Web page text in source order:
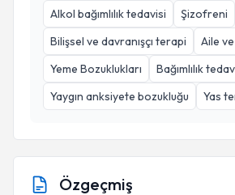
Alkol bağımlılık tedavisi
Şizofreni
Bilişsel ve davranışçı terapi
Aile
Yeme Bozuklukları
Bağımlılık
Yaygın anksiyete bozukluğu
Yas
Özgeçmiş